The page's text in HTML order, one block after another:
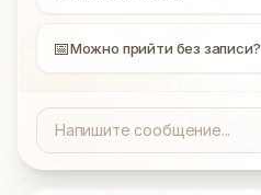
📅Можно прийти без записи?